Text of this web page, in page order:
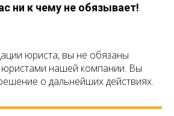
ни к чему не обязывает!
юриста, вы не обязаны
юристами нашей компании. Вы
о дальнейших действиях.